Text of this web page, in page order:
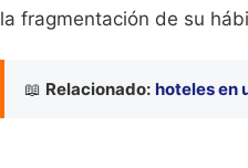
la fragmentación de su
📖 Relacionado: hoteles en